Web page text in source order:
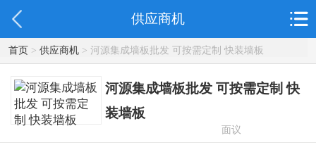
供应商机
首页> 供应商机> 河源集成墙板批发 可按需定制 快装墙板
河源集成墙板批发 可按需定制 快
装墙板
面议